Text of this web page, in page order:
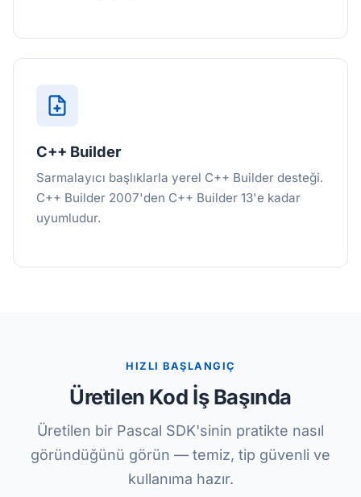
C++ Builder
Sarmalayıcı başlıklarla yerel C++ Builder desteği.
C++ Builder 2007'den C++ Builder 13'e kadar
uyumludur.
HIZLI BAŞLANGIÇ
Üretilen Kod İş Başında
Üretilen bir Pascal SDK'sinin pratikte nasıl
göründüğünü görün — temiz, tip güvenli ve
kullanıma hazır.